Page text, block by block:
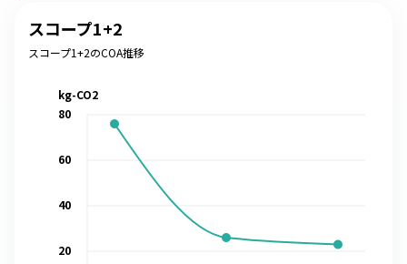
スコープ1+2
スコープ1+2のCOA推移
20
40
60
80
kg-CO2